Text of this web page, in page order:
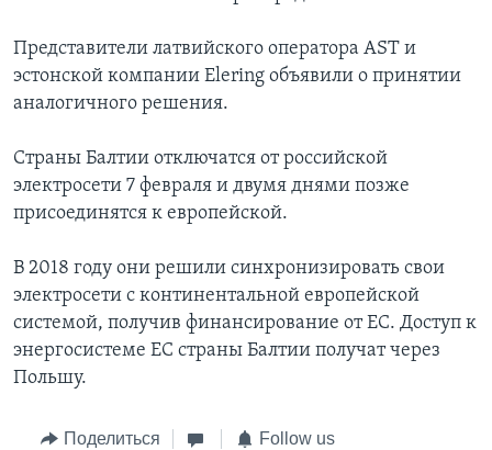
Представители латвийского оператора AST и
эстонской компании Elering объявили о принятии
аналогичного решения.
Страны Балтии отключатся от российской
электросети 7 февраля и двумя днями позже
присоединятся к европейской.
В 2018 году они решили синхронизировать свои
электросети с континентальной европейской
системой, получив финансирование от ЕС. Доступ к
энергосистеме ЕС страны Балтии получат через
Польшу.
Поделиться Follow us